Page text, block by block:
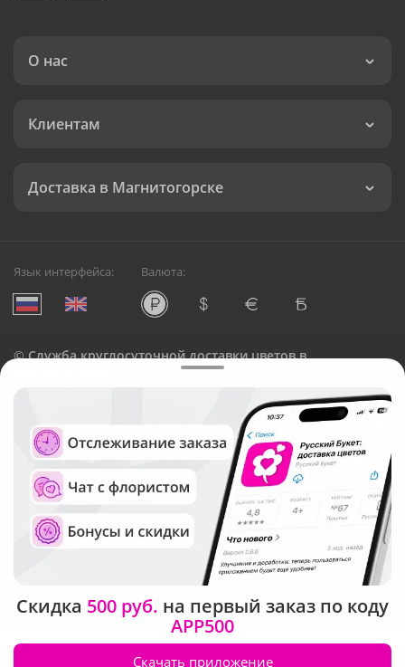
О нас
Клиентам
Доставка в Магнитогорске
Язык интерфейса: Валюта:
©Служба круглосуточной доставки цветов в
Русский Букет, 2026
Общество с ограниченной ответственностью «Технология»
ОГРН: 1195476081745, ИНН: 5410081997
Юридический адрес: г. Новосибирск, ул. Ипподромская,
д.42, оф. 3
Рейтинг Русского букета
Скидка 500 руб. на первый заказ по коду
APP500
Скачать приложение